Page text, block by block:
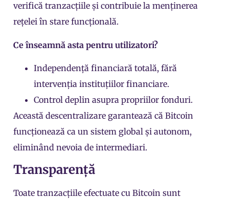
verifică tranzacțiile și contribuie la menținerea
rețelei în stare funcțională.
Ce înseamnă asta pentru utilizatori?
Independență financiară totală, fără
intervenția instituțiilor financiare.
Control deplin asupra propriilor fonduri.
Această descentralizare garantează că Bitcoin
funcționează ca un sistem global și autonom,
eliminând nevoia de intermediari.
Transparență
Toate tranzacțiile efectuate cu Bitcoin sunt